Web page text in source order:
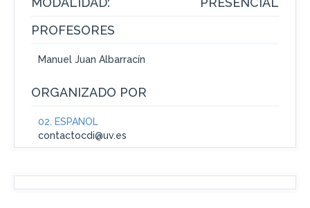
PROFESORES
Manuel Juan Albarracín
ORGANIZADO POR
02. ESPAÑOL
contactocdi@uv.es